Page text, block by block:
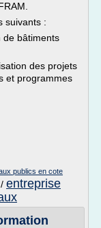
suivants :
de bâtiments
des projets
et programmes
publics en cote
/ entreprise